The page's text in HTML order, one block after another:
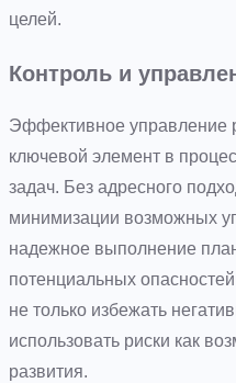
целей.
Контроль и
Эффективное управление
ключевой элемент в
задач. Без адресного
минимизации возможных
надежное выполнение
потенциальных
не только избежать
использовать риски как
развития.